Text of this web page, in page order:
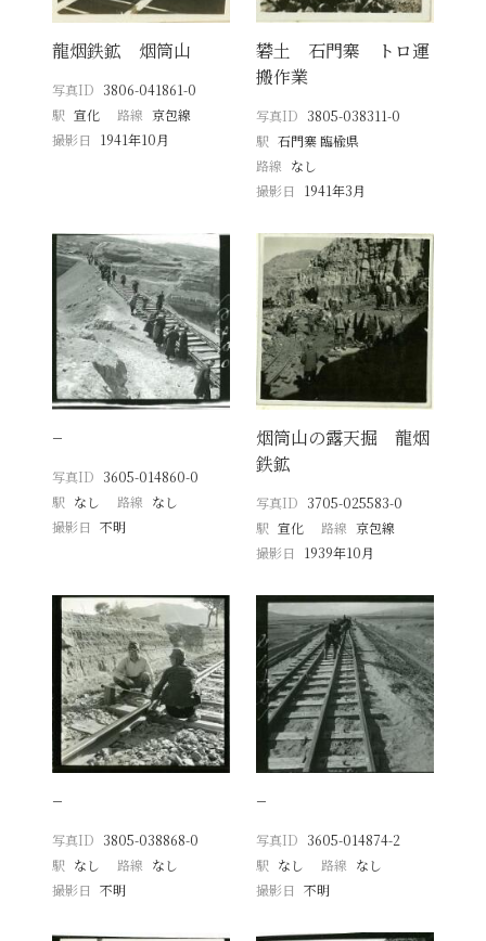
龍烟鉄鉱 烟筒山
写真ID 3806-041861-0
駅 宣化 路線 京包線
撮影日
1941年10月
礬土 石門寨 トロ運
搬作業
写真ID 3805-038311-0
駅 石門寨 臨楡県
路線 なし
撮影日
1941年3月
−
写真ID 3605-014860-0
駅 なし 路線 なし
撮影日
不明
烟筒山の露天掘 龍烟
鉄鉱
写真ID 3705-025583-0
駅 宣化 路線 京包線
撮影日
1939年10月
−
写真ID 3805-038868-0
駅 なし 路線 なし
撮影日
不明
−
写真ID 3605-014874-2
駅 なし 路線 なし
撮影日 不明